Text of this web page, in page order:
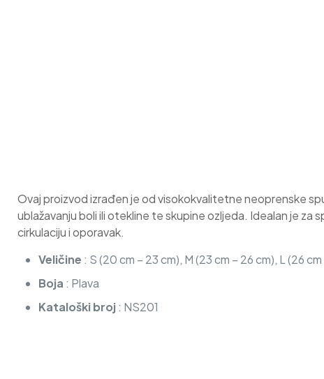
Ovaj proizvod izrađen je od visokokvalitetne neoprenske
ublažavanju boli ili otekline te skupine ozljeda. Idealan je
cirkulaciju i oporavak.
Veličine : S (20 cm – 23 cm), M (23 cm – 26 cm), L (26
Boja : Plava
Kataloški broj: NS201